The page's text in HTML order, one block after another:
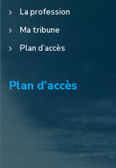
La profession
Ma tribune
Plan d’accès
Plan d’accès